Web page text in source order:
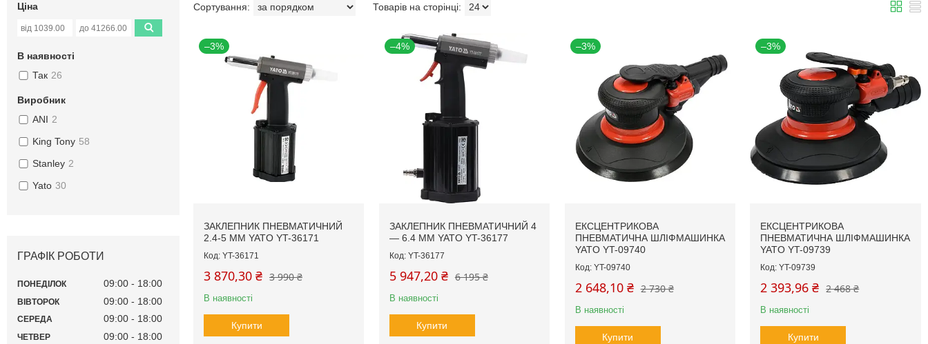
–3%
ЗАКЛЕПНИК ПНЕВМАТИЧНИЙ
2.4-5 ММ YATO YT-36171
YT-36171
3 990 ₴
3 870,30 ₴
В наявності
Купити
–4%
ЗАКЛЕПНИК ПНЕВМАТИЧНИЙ 4
— 6.4 ММ YATO YT-36177
YT-36177
6 195 ₴
5 947,20 ₴
В наявності
Купити
–3%
ЕКСЦЕНТРИКОВА
ПНЕВМАТИЧНА ШЛІФМАШИНКА
YATO YT-09740
YT-09740
2 730 ₴
2 648,10 ₴
В наявності
Купити
–3%
ЕКСЦЕНТРИКОВА
ПНЕВМАТИЧНА ШЛІФМАШИНКА
YATO YT-09739
YT-09739
2 468 ₴
2 393,96 ₴
В наявності
Купити
Ціна
В наявності
Так 26
Виробник
ANI 2
King Tony 58
Stanley 2
Yato 30
ГРАФІК РОБОТИ
ПОНЕДІЛОК 09:00 18:00
ВІВТОРОК 09:00 18:00
СЕРЕДА 09:00 18:00
ЧЕТВЕР 09:00 18:00